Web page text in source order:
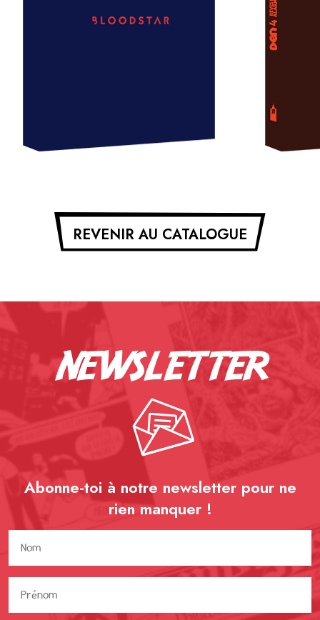
REVENIR AU CATALOGUE
newsletter
Abonne-toi à notre newsletter pour ne
rienmanquer !